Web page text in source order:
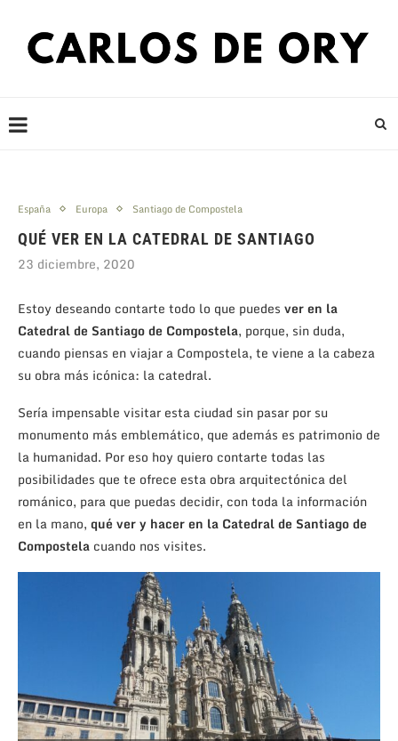
España Europa Santiago de Compostela
QUÉ VER EN LA CATEDRAL DE SANTIAGO
23 diciembre, 2020
Estoy deseando contarte todo lo que puedes ver en la
Catedral de Santiago de Compostela, porque, sin duda,
cuando piensas en viajar a Compostela, te viene a la cabeza
su obra más icónica: la catedral.
Sería impensable visitar esta ciudad sin pasar por su
monumento más emblemático, que además es patrimonio de
la humanidad. Por eso hoy quiero contarte todas las
posibilidades que te ofrece esta obra arquitectónica del
románico, para que puedas decidir, con toda la información
en la mano, qué ver y hacer en la Catedral de Santiago de
Compostela cuando nos visites.